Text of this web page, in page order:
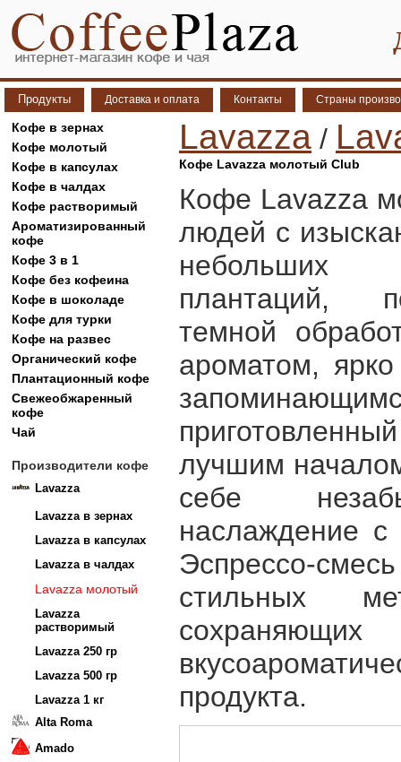
Продукты Доставка и оплата Контакты Страны
Кофе в зернах
Кофе молотый
Кофе в капсулах
Кофе в чалдах
Кофе растворимый
Ароматизированный
кофе
Кофе 3 в 1
Кофе без кофеина
Кофе в шоколаде
Кофе для турки
Кофе на развес
Органический кофе
Плантационный кофе
Свежеобжаренный
кофе
Чай
Производители кофе
Lavazza
Lavazza в зернах
Lavazza в капсулах
Lavazza в чалдах
Lavazza молотый
Lavazza
растворимый
Lavazza 250 гр
Lavazza 500 гр
Lavazza 1 кг
Alta Roma
Amado
Lavazza /
Кофе Lavazza молотый Club
Кофе Lavazza
людей с
небольших
плантаций,
темной
ароматом,
лучшим
себе
наслаждение
Эспрессо-
стильных
продукта.